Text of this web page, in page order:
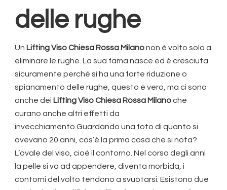
delle rughe
Un Lifting Viso Chiesa Rossa Milanonon è volto solo a
eliminare le rughe. La sua fama nasce ed è cresciuta
sicuramente perché si ha una forte riduzione o
spianamento delle rughe, questo è vero, ma ci sono
anche dei Lifting Viso Chiesa Rossa Milanoche
curano anche altri effetti da
invecchiamento.Guardando una foto di quanto si
avevano 20 anni, cos’è la prima cosa che si nota?
L’ovale del viso, cioè il contorno. Nel corso degli anni
la pelle si va ad appendere, diventa morbida, i
contorni del volto tendono a svuotarsi. Esistono due